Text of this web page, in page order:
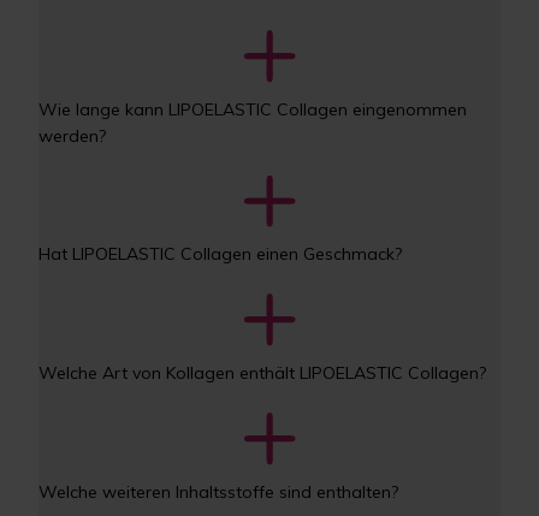
Wie lange kann LIPOELASTIC Collagen eingenommen
werden?
Hat LIPOELASTIC Collagen einen Geschmack?
Welche Art von Kollagen enthält LIPOELASTIC Collagen?
Welche weiteren Inhaltsstoffe sind enthalten?